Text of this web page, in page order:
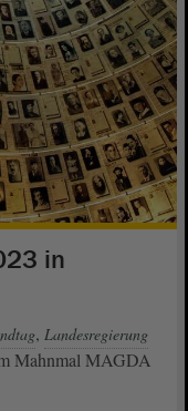
in
, Landesregierung
Mahnmal MAGDA